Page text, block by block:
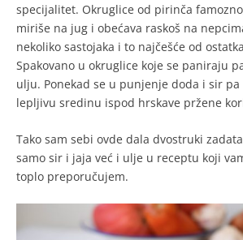
specijalitet. Okruglice od pirinča
miriše na jug i obećava raskoš na
nekoliko sastojaka i to najčešće od
Spakovano u okruglice koje se paniraju
ulju. Ponekad se u punjenje doda i sir
lepljivu sredinu ispod hrskave pržene
Tako sam sebi ovde dala dvostruki
samo sir i jaja već i ulje u receptu koji
toplo preporučujem.